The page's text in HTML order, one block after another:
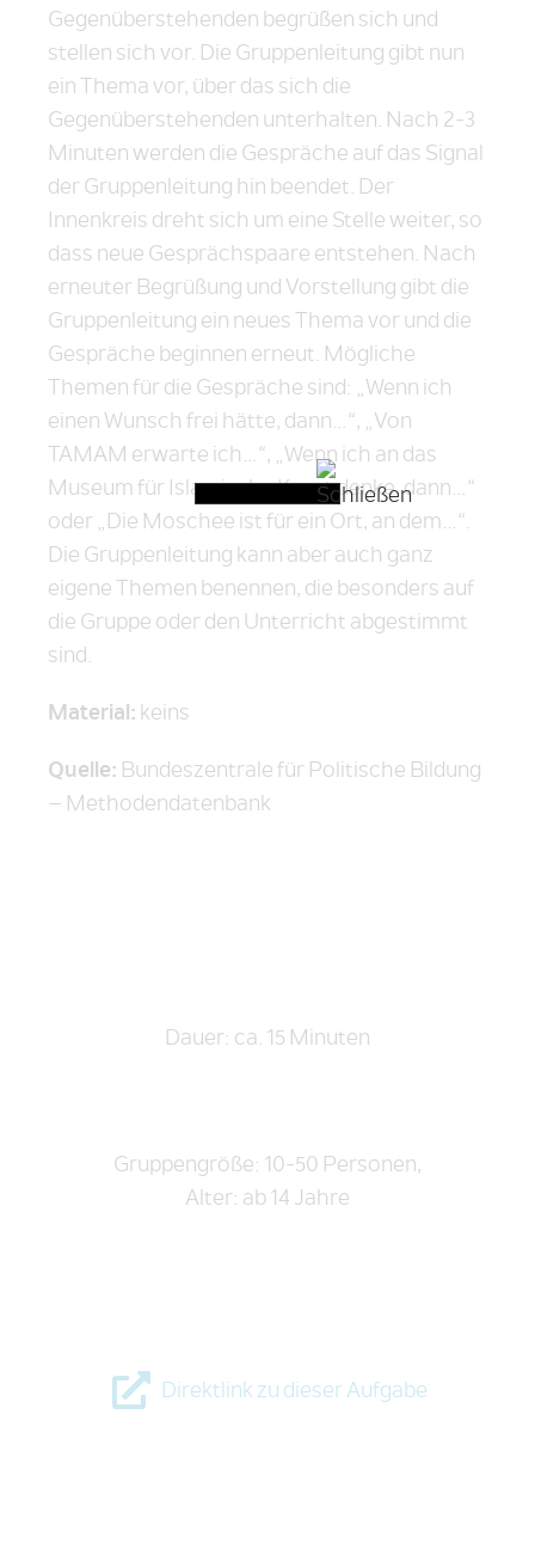
Gegenüberstehenden begrüßen sich und
stellen sich vor. Die Gruppenleitung gibt nun
ein Thema vor, über das sich die
Gegenüberstehenden unterhalten. Nach 2-3
Minuten werden die Gespräche auf das Signal
der Gruppenleitung hin beendet. Der
Innenkreis dreht sich um eine Stelle weiter, so
dass neue Gesprächspaare entstehen. Nach
erneuter Begrüßung und Vorstellung gibt die
Gruppenleitung ein neues Thema vor und die
Gespräche beginnen erneut. Mögliche
Themen für die Gespräche sind: „Wenn ich
einen Wunsch frei hätte, dann…“, „Von
TAMAM erwarte ich…“, „Wenn ich an das
Museum für Islamische Kunst denke, dann…“
oder „Die Moschee ist für ein Ort, an dem…“.
Die Gruppenleitung kann aber auch ganz
eigene Themen benennen, die besonders auf
die Gruppe oder den Unterricht abgestimmt
sind.
Material: keins
Quelle: Bundeszentrale für Politische Bildung
– Methodendatenbank
Dauer: ca. 15 Minuten
Gruppengröße: 10-50 Personen,
Alter: ab 14 Jahre
Direktlink zu dieser Aufgabe